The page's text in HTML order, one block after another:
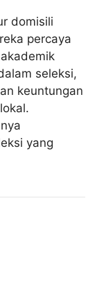
domisili
percaya
seleksi,
keuntungan
yang